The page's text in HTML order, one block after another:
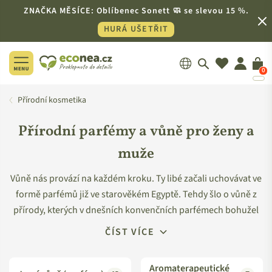
ZNAČKA MĚSÍCE: Oblíbenec Sonett 🧼 se slevou 15 %.
HURÁ UŠETŘIT
0
Přírodní kosmetika
Přírodní parfémy a vůně pro ženy a
muže
Vůně nás provází na každém kroku. Ty libé začali uchovávat ve
formě parfémů již ve starověkém Egyptě. Tehdy šlo o vůně z
přírody, kterých v dnešních konvenčních parfémech bohužel
zbylo jen minimum. Lidé se totiž naučili napodobovat přírodní
ČÍST VÍCE
Aromaterapeutické